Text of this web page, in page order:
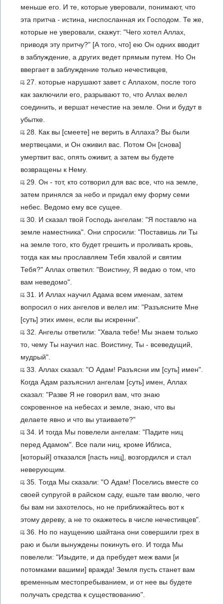
меньше его. И те, которые уверовали, понимают, что
эта притча - истина, ниспосланная их Господом. Те же,
которые не уверовали, скажут: "Чего хотел Аллах,
приводя эту притчу?" [А того, что] ею Он одних вводит
в заблуждение, а других ведет прямым путем. Но Он
ввергает в заблуждение только нечестивцев,
27. которые нарушают завет с Аллахом, после того
как заключили его, разрывают то, что Аллах велел
соединить, и вершат нечестие на земле. Они и будут в
убытке.
28. Как вы [смеете] не верить в Аллаха? Вы были
мертвецами, и Он оживил вас. Потом Он [снова]
умертвит вас, опять оживит, а затем вы будете
возвращены к Нему.
29. Он - тот, кто сотворил для вас все, что на земле,
затем принялся за небо и придал ему форму семи
небес. Ведомо ему все сущее.
30. И сказал твой Господь ангелам: "Я поставлю на
земле наместника". Они спросили: "Поставишь ли Ты
на земле того, кто будет грешить и проливать кровь,
тогда как мы прославляем Тебя хвалой и святим
Тебя?" Аллах ответил: "Воистину, Я ведаю о том, что
вам неведомо".
31. И Аллах научил Адама всем именам, затем
вопросил о них ангелов и велел им: "Разъясните Мне
[суть] этих имен, если вы искренни".
32. Ангелы ответили: "Хвала тебе! Мы знаем только
то, чему Ты научил нас. Воистину, Ты - всеведущий,
мудрый".
33. Аллах сказал: "О Адам! Разъясни им [суть] имен".
Когда Адам разъяснил ангелам [суть] имен, Аллах
сказал: "Разве Я не говорил вам, что знаю
сокровенное на небесах и земле, знаю, что вы
делаете явно и что вы утаиваете?"
34. И тогда Мы повелели ангелам: "Падите ниц
перед Адамом". Все пали ниц, кроме Иблиса,
[который] отказался [пасть ниц], возгордился и стал
неверующим.
35. Тогда Мы сказали: "О Адам! Поселись вместе со
своей супругой в райском саду, ешьте там вволю, чего
бы вам ни захотелось, но не приближайтесь вот к
этому дереву, а не то окажетесь в числе нечестивцев".
36. Но по наущению шайтана они совершили грех в
раю и были вынуждены покинуть его. И тогда Мы
повелели: "Изыдите, и да пребудет меж вами [и
потомками вашими] вражда! Земля пусть станет вам
временным местопребыванием, и от нее вы будете
получать средства к существованию".